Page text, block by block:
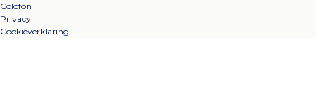
Colofon
Privacy
Cookieverklaring